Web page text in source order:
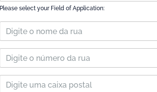
Please select your Field of Application: